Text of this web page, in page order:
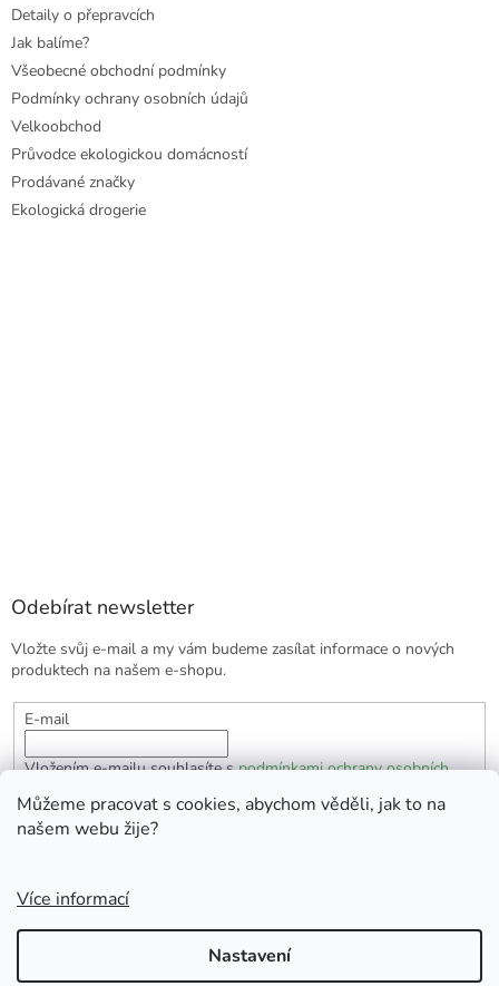
Můžeme pracovat s cookies, abychom věděli, jak to na
našem webu žije?
Více informací
Nastavení
Detaily o přepravcích
Jak balíme?
Všeobecné obchodní podmínky
Podmínky ochrany osobních údajů
Velkoobchod
Průvodce ekologickou domácností
Prodávané značky
Ekologická drogerie
Odebírat newsletter
Vložte svůj e-mail a my vám budeme zasílat informace o nových
produktech na našem e-shopu.
E-mail
Vložením e-mailu souhlasíte spodmínkami ochrany osobních
PŘIHLÁSIT SE